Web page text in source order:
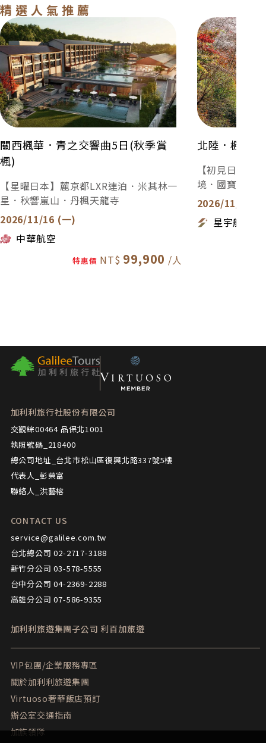
璀璨首都．東京巨蛋飯店
東京首屈一指的超高層飯店，傲擁地上43層樓的絕佳
展望景觀，座落東京巨蛋城內，是前往東京巨蛋觀看
賽事的首選住宿。入夢寬敞溫暖的客房，在繁華首都
盡興歡渡娛樂假期。
必事先了解日本素食的差異。因此加利利旅遊的日本
團，僅提供日本素食模式，其他素食類型恕無法配
合，同時建議貴賓自備習慣的素食品，以備不時之
需。
3. 特殊餐食務必主動告知：貴賓請於報名時主動告知
旅遊專員您的特殊餐食需求（例如不吃生食、不吃海
鮮、不吃牛羊、不吃鴨鵝、不吃動物內臟等），我們
將盡力協助，但「無法保證皆可變更」。最晚務必在
出發前30日，主動告知旅遊專員。若逾期通知，日本
餐廳每一項修改，將收取修改服務費3,000日圓。
4. 日本鐵道餐食、部分餐廳和飯店餐廳，菜單和食材
恕不接受任何變更：加利利嚴選日本合作廠商，為維
護用餐水準，以及雙方長期合作之友好關係，「依日
本官方規定，不接受個人習慣、信仰、挑食等因素而
變更菜色」（變更菜單將造成日方困擾，甚至不再接
待旅遊團，因此非常歡迎改報名其他加利利日本團
體，請洽旅遊專員）。
5. 飛機上特殊餐食提醒：請在起飛前14日，主動告知
旅遊專員。若逾期告知，航空公司可能無法更改。
之確認，本公司盡量忠於原行程。若遇交通、氣候、
住宿地點、景點距離等因素影響，公司保有調整之權
利。若有異動將通知，並依行前說明會資料為準。
通省2012年頒布，司機每日行車時間不得超過10小時
（從車庫發車時間開始計算），以防止疲勞駕駛所衍
生的交通事件。
3. 日本泡湯文化：身上有刺青者，請準備可遮住刺青
的「防水膚色貼布」，以避免受工作人員攔阻而無法
進入浴場。
4. 航空公司座位安排：團費包含的機票類型為「團體
位相關需求（如靠窗、靠走道等），座位由航空公司
安排，多依英文姓名依序排列，同行者有可能無法安
排坐在一起，敬請知悉。
5. 景點、飯店、餐食照片或影片，皆為專業攝影師拍
攝，實景會隨時節、角度或官方調整而有所不同，敬
請知悉。
為網卡或Wi-Fi機，恕不挑選）。歸國後請依領隊指示
飯店說明
1. 貴賓若單人報名，但團體最後確認時，仍無法安排
2人一室，則需補單人房差（房型以單人房為主），因
為公司安排的飯店「質與價」皆高於市場許多，故無
精選人氣推薦
關西楓華．青之交響曲5日(秋季賞
楓)
【星曜日本】麓京都LXR連泊．米其林一
星．秋響嵐山．丹楓天龍寺
2026/11/16 (一)
中華航空
特惠價 99,900
關西楓華．青之交響曲5日(秋季賞楓)
北陸．楓櫻
【初見日本】
境．國寶犬山
2026/11/19 (
星宇航空
北陸．楓櫻奇
加利利旅行社股份有限公司
交觀綜00464 品保北1001
執照號碼_218400
總公司地址_台北市松山區復興北路337號5樓
代表人_彭榮富
聯絡人_洪藝榕
CONTACT US
service@galilee.com.tw
台北總公司 02-2717-3188
新竹分公司 03-578-5555
台中分公司 04-2369-2288
高雄分公司 07-586-9355
加利利旅遊集團子公司 利百加旅遊
VIP包團/企業服務專區
關於加利利旅遊集團
Virtuoso奢華飯店預訂
辦公室交通指南
加族領隊